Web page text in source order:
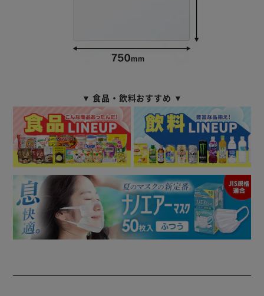
▼ 食品・飲料おすすめ ▼